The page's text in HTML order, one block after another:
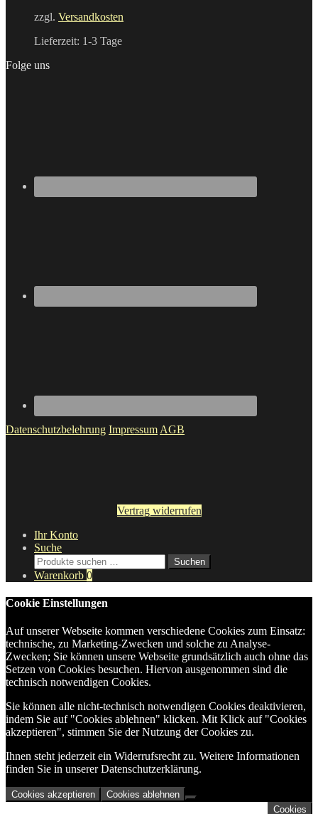
zzgl. Versandkosten
Lieferzeit: 1-3 Tage
Folge uns
Datenschutzbelehrung Impressum AGB
Vertrag widerrufen
Ihr Konto
Suche
Suche
nach:
Suchen
Warenkorb 0
Cookie Einstellungen
Auf unserer Webseite kommen verschiedene Cookies zum Einsatz:
technische, zu Marketing-Zwecken und solche zu Analyse-
Zwecken; Sie können unsere Webseite grundsätzlich auch ohne das
Setzen von Cookies besuchen. Hiervon ausgenommen sind die
technisch notwendigen Cookies.
Sie können alle nicht-technisch notwendigen Cookies deaktivieren,
indem Sie auf "Cookies ablehnen" klicken. Mit Klick auf "Cookies
akzeptieren", stimmen Sie der Nutzung der Cookies zu.
Ihnen steht jederzeit ein Widerrufsrecht zu. Weitere Informationen
finden Sie in unserer Datenschutzerklärung.
Cookies akzeptieren
Cookies ablehnen
Cookies